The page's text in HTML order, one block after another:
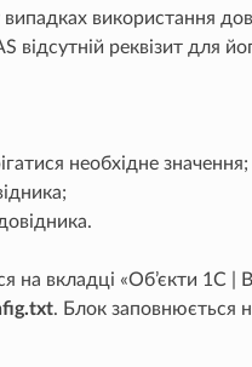
використання
відсутній реквізит для
необхідне значення;
на вкладці «Об’єкти 1С |
. Блок заповнюється